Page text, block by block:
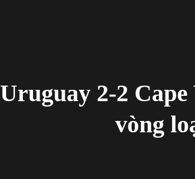
Uruguay 2-2
vòng